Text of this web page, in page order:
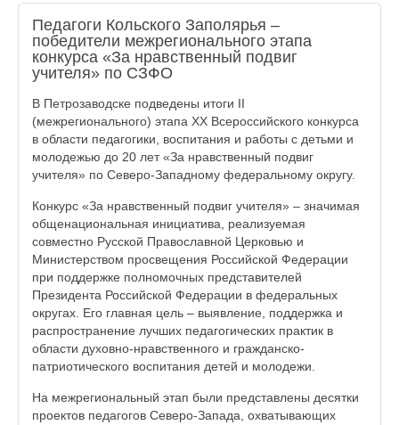
Педагоги Кольского Заполярья –
победители межрегионального этапа
конкурса «За нравственный подвиг
учителя» по СЗФО
В Петрозаводске подведены итоги II
(межрегионального) этапа XX Всероссийского конкурса
в области педагогики, воспитания и работы с детьми и
молодежью до 20 лет «За нравственный подвиг
учителя» по Северо-Западному федеральному округу.
Конкурс «За нравственный подвиг учителя» – значимая
общенациональная инициатива, реализуемая
совместно Русской Православной Церковью и
Министерством просвещения Российской Федерации
при поддержке полномочных представителей
Президента Российской Федерации в федеральных
округах. Его главная цель – выявление, поддержка и
распространение лучших педагогических практик в
области духовно-нравственного и гражданско-
патриотического воспитания детей и молодежи.
На межрегиональный этап были представлены десятки
проектов педагогов Северо-Запада, охватывающих